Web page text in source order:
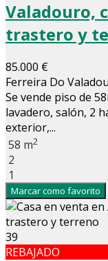
Valadouro,
trastero y
85.000 €
Ferreira Do
Se vende piso de
lavadero, salón, 2
exterior,...
58 m2
2
1
Marcar como favorito
39
REBAJADO